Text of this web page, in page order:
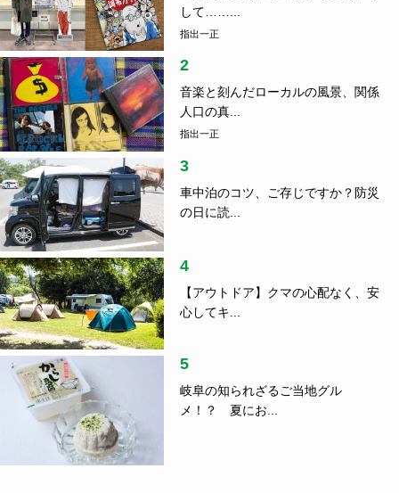
して……...
指出一正
2
音楽と刻んだローカルの風景、関係
人口の真...
指出一正
3
車中泊のコツ、ご存じですか？防災
の日に読...
4
【アウトドア】クマの心配なく、安
心してキ...
5
岐阜の知られざるご当地グル
メ！？ 夏にお...